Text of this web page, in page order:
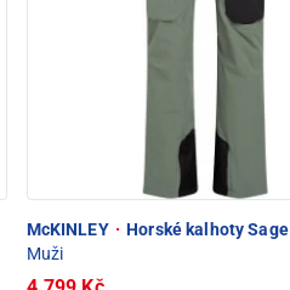
McKINLEY · Horské kalhoty Sage
Muži